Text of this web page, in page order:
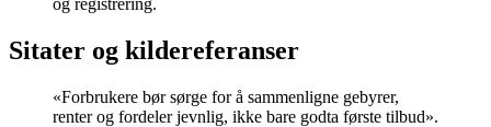
og registrering.
Sitater og kildereferanser
«Forbrukere bør sørge for å sammenligne gebyrer,
renter og fordeler jevnlig, ikke bare godta første tilbud».